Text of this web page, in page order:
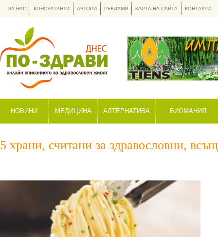
НОВИНИ МЕДИЦИНА АЛТЕРНАТИВА БИОМАНИЯ
ЗА НАС КОНСУЛТАНТИ АВТОРИ РЕКЛАМИ КАРТА НА САЙТА КОНТАКТИ
5 храни, считани за здравословни,